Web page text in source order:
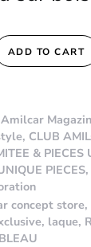
LAURENT
ADD TO CART
Amilcar
, CLUB
& PIECES
PIECES,
concept store,
, laque,